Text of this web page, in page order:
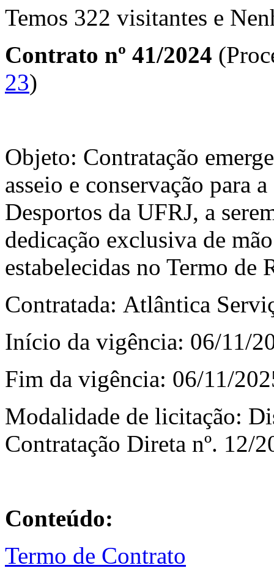
Temos 322 visitantes e
Contrato nº 41/2024
23)
Objeto: Contratação
asseio e conservação para
Desportos da UFRJ, a
dedicação exclusiva de
estabelecidas no Termo de
Contratada: Atlântica
Início da vigência: 06/11/
Fim da vigência: 06/11/
Modalidade de licitação:
Contratação Direta nº. 12/
Conteúdo:
Termo de Contrato